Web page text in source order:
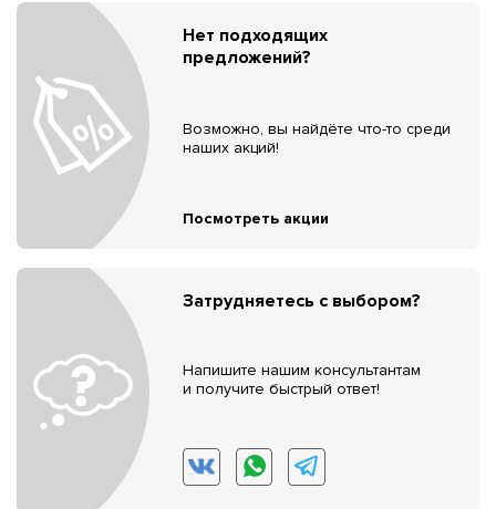
Нет подходящих
предложений?
Возможно, вы найдёте что-то среди
наших акций!
Посмотреть акции
Затрудняетесь с выбором?
Напишите нашим консультантам
и получите быстрый ответ!